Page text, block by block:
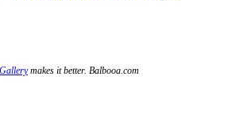
makes it better. Balbooa.com